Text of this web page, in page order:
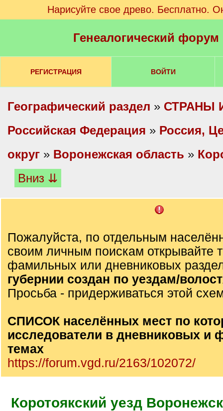
Нарисуйте свое древо. Бесплатно.
Генеалогический
РЕГИСТРАЦИЯ ВОЙТИ
Географический раздел » СТРАНЫ
Российская Федерация » Россия,
округ » Воронежская область »
Вниз ⇊
Пожалуйста, по отдельным
своим личным поискам открывайте
фамильных или дневниковых
губернии создан по уездам/
Просьба - придерживаться этой
СПИСОК населённых мест по
исследователи в дневниковых и
темах
https://forum.vgd.ru/2163/102072/
Коротоякский уезд